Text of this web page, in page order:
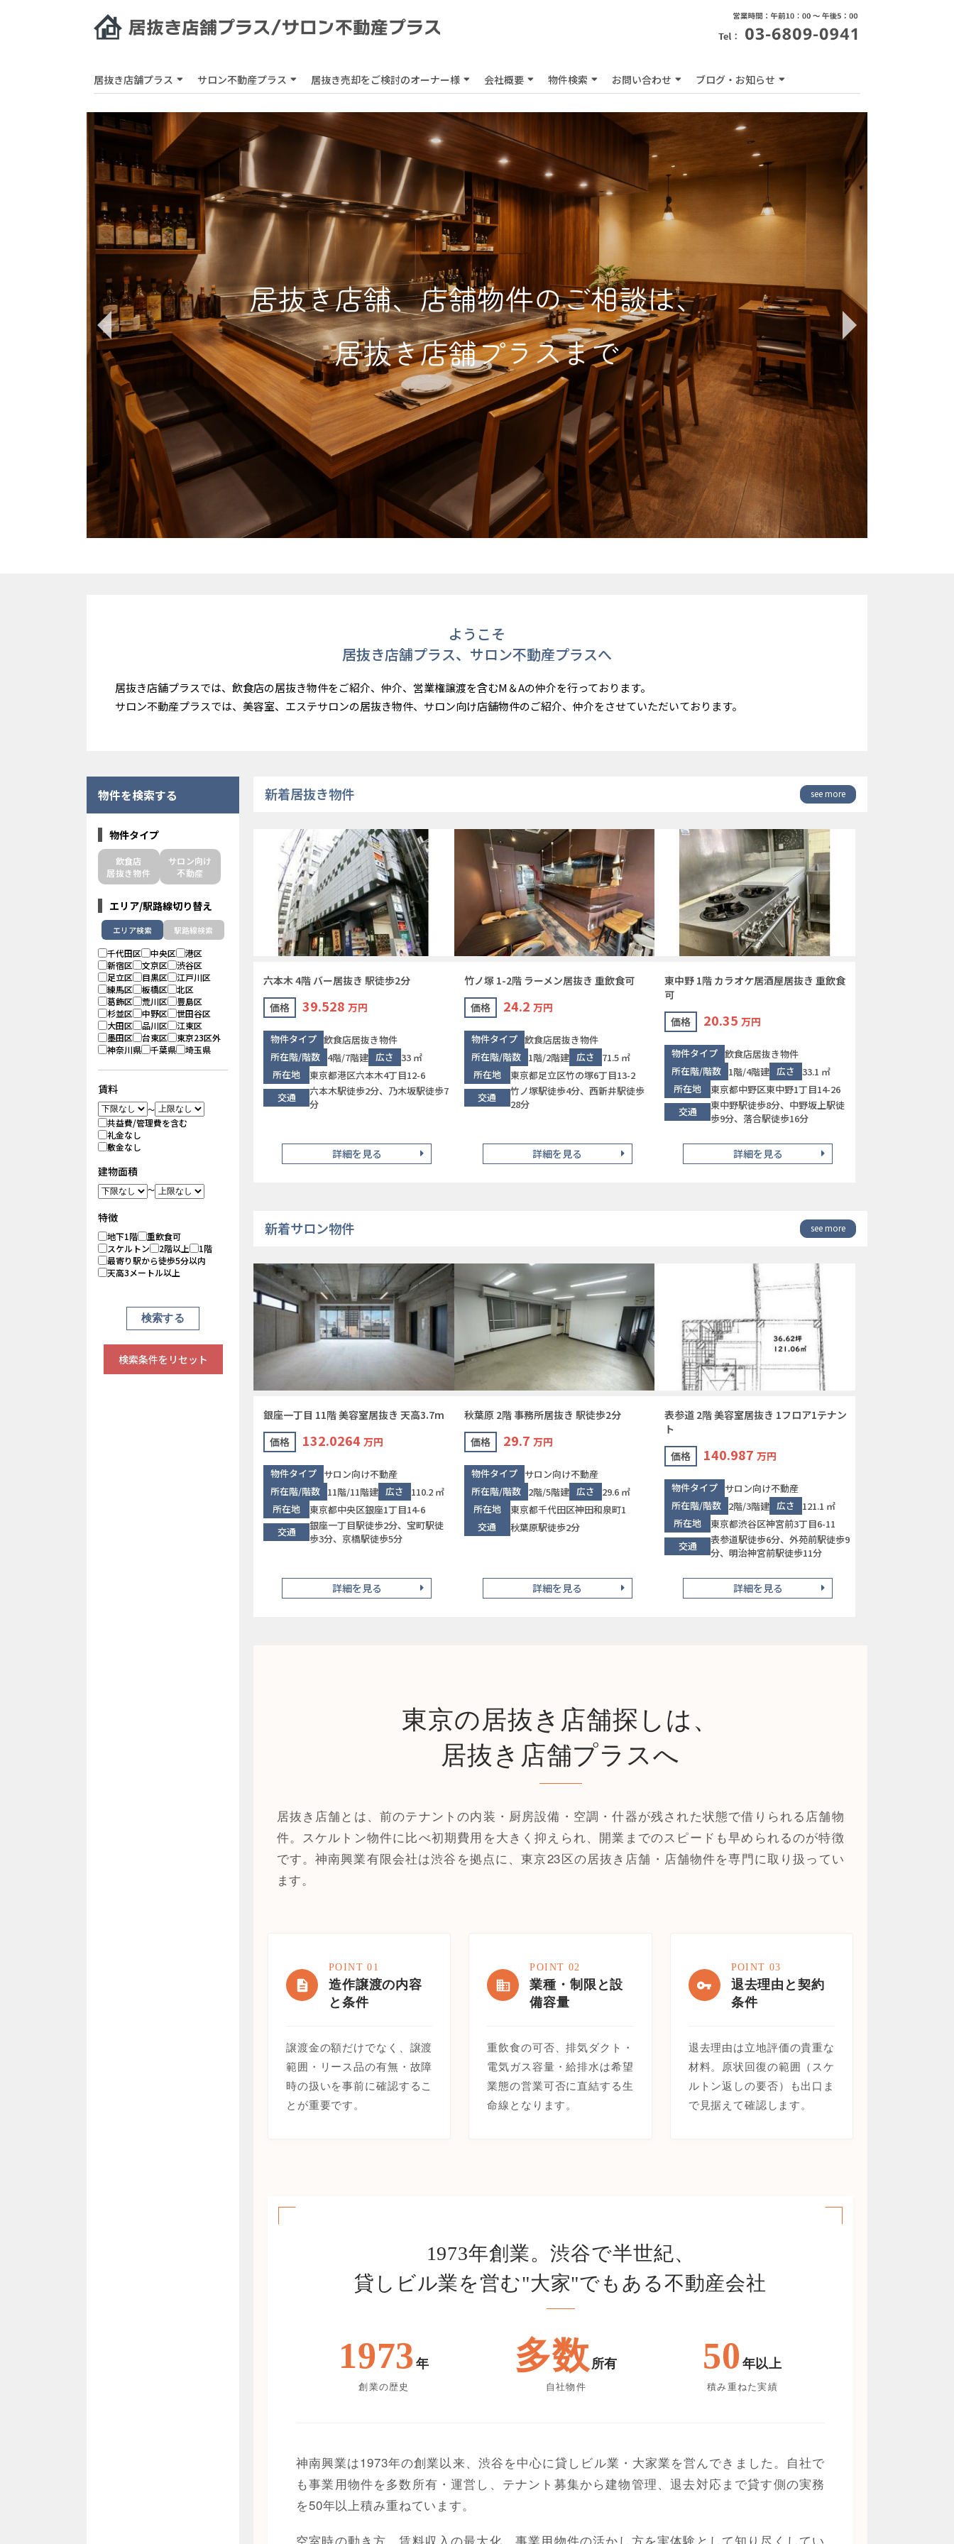
居抜き店舗プラス サロン不動産プラス 居抜き売却をご検討のオーナー様 会社概要 物件検索 お問い合わせ ブログ・お知らせ
居抜き店舗、店舗物件のご相談は、
居抜き店舗プラスまで
ようこそ
居抜き店舗プラス、サロン不動産プラスへ
居抜き店舗プラスでは、飲食店の居抜き物件をご紹介、仲介、営業権譲渡を含むM＆Aの仲介を行っております。
サロン不動産プラスでは、美容室、エステサロンの居抜き物件、サロン向け店舗物件のご紹介、仲介をさせていただいております。
物件を検索する
物件タイプ
飲食店
居抜き物件
サロン向け
不動産
エリア/駅路線切り替え
エリア検索 駅路線検索
千代田区 中央区
港区
新宿区
文京区
渋谷区
足立区
目黒区
江戸川区
練馬区
板橋区
北区
葛飾区
荒川区
豊島区
杉並区
中野区
世田谷区
大田区
品川区
江東区
墨田区
台東区
東京23区外
神奈川県
千葉県 埼玉県
賃料
～
共益費/管理費を含む
礼金なし
敷金なし
建物面積
～
特徴
地下1階
重飲食可
スケルトン
2階以上
1階
最寄り駅から徒歩5分以内
天高3メートル以上
検索条件をリセット
新着居抜き物件 see more
六本木 4階 バー居抜き 駅徒歩2分
価格
39.528 万円
物件タイプ 飲食店居抜き物件
所在階/階数 4階/7階建 広さ
33 ㎡
所在地
東京都港区六本木4丁目12-6
交通
六本木駅徒歩2分、乃木坂駅徒歩7
分
詳細を見る
竹ノ塚 1-2階 ラーメン居抜き 重飲食可
価格
24.2 万円
物件タイプ 飲食店居抜き物件
所在階/階数
1階/2階建 広さ
71.5 ㎡
所在地
東京都足立区竹の塚6丁目13-2
交通
竹ノ塚駅徒歩4分、西新井駅徒歩
28分
詳細を見る
東中野 1階 カラオケ居酒屋居抜き 重飲食
可
価格
20.35 万円
物件タイプ 飲食店居抜き物件
所在階/階数 1階/4階建 広さ
33.1 ㎡
所在地
東京都中野区東中野1丁目14-26
交通
東中野駅徒歩8分、中野坂上駅徒
歩9分、落合駅徒歩16分
詳細を見る
新着サロン物件 see more
銀座一丁目 11階 美容室居抜き 天高3.7m
価格
132.0264 万円
物件タイプ サロン向け不動産
所在階/階数 11階/11階建 広さ
110.2 ㎡
所在地
東京都中央区銀座1丁目14-6
交通
銀座一丁目駅徒歩2分、宝町駅徒
歩3分、京橋駅徒歩5分
詳細を見る
秋葉原 2階 事務所居抜き 駅徒歩2分
価格
29.7 万円
物件タイプ
サロン向け不動産
所在階/階数
2階/5階建 広さ
29.6 ㎡
所在地
東京都千代田区神田和泉町1
交通
秋葉原駅徒歩2分
詳細を見る
表参道 2階 美容室居抜き 1フロア1テナン
ト
価格
140.987 万円
物件タイプ サロン向け不動産
所在階/階数 2階/3階建 広さ
121.1 ㎡
所在地
東京都渋谷区神宮前3丁目6-11
交通
表参道駅徒歩6分、外苑前駅徒歩9
分、明治神宮前駅徒歩11分
詳細を見る
東京の居抜き店舗探しは、
居抜き店舗プラスへ
居抜き店舗とは、前のテナントの内装・厨房設備・空調・什器が残された状態で借りられる店舗物
件。スケルトン物件に比べ初期費用を大きく抑えられ、開業までのスピードも早められるのが特徴
です。神南興業有限会社は渋谷を拠点に、東京23区の居抜き店舗・店舗物件を専門に取り扱ってい
ます。
POINT 01
造作譲渡の内容
と条件
譲渡金の額だけでなく、譲渡
範囲・リース品の有無・故障
時の扱いを事前に確認するこ
とが重要です。
POINT 02
業種・制限と設
備容量
重飲食の可否、排気ダクト・
電気ガス容量・給排水は希望
業態の営業可否に直結する生
命線となります。
POINT 03
退去理由と契約
条件
退去理由は立地評価の貴重な
材料。原状回復の範囲（スケ
ルトン返しの要否）も出口ま
で見据えて確認します。
1973年創業。渋谷で半世紀、
貸しビル業を営む"大家"でもある不動産会社
1973 年
創業の歴史
多数 所有
自社物件
50 年以上
積み重ねた実績
神南興業は1973年の創業以来、渋谷を中心に貸しビル業・大家業を営んできました。自社で
も事業用物件を多数所有・運営し、テナント募集から建物管理、退去対応まで貸す側の実務
を50年以上積み重ねています。
空室時の動き方、賃料収入の最大化、事業用物件の活かし方を実体験として知り尽くしてい